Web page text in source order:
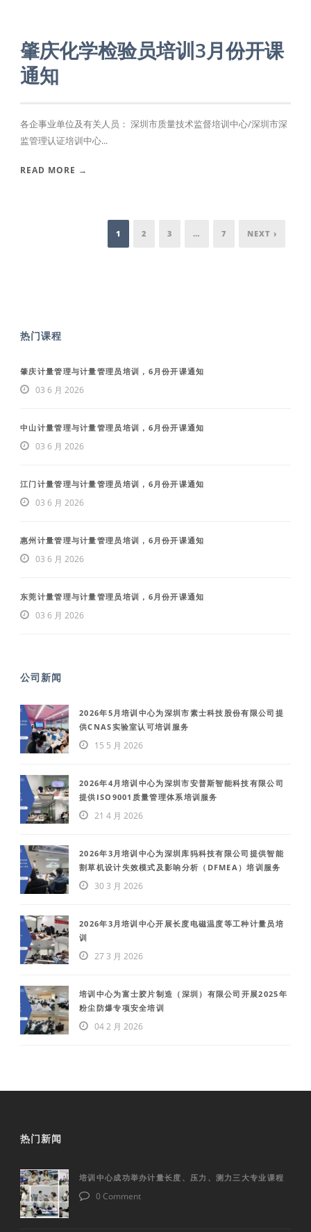
肇庆化学检验员培训3月份开课
通知
各企事业单位及有关人员： 深圳市质量技术监督培训中心/深圳市深
监管理认证培训中心...
READ MORE →
1 2 3 … 7 NEXT ›
热门课程
肇庆计量管理与计量管理员培训，6月份开课通知
03 6 月 2026
中山计量管理与计量管理员培训，6月份开课通知
03 6 月 2026
江门计量管理与计量管理员培训，6月份开课通知
03 6 月 2026
惠州计量管理与计量管理员培训，6月份开课通知
03 6 月 2026
东莞计量管理与计量管理员培训，6月份开课通知
03 6 月 2026
公司新闻
2026年5月培训中心为深圳市素士科技股份有限公司提
供CNAS实验室认可培训服务
15 5 月 2026
2026年4月培训中心为深圳市安普斯智能科技有限公司
提供ISO9001质量管理体系培训服务
21 4 月 2026
2026年3月培训中心为深圳库犸科技有限公司提供智能
割草机设计失效模式及影响分析（DFMEA）培训服务
30 3 月 2026
2026年3月培训中心开展长度电磁温度等工种计量员培
训
27 3 月 2026
培训中心为富士胶片制造（深圳）有限公司开展2025年
粉尘防爆专项安全培训
04 2 月 2026
热门新闻
培训中心成功举办计量长度、压力、测力三大专业课程
0 Comment